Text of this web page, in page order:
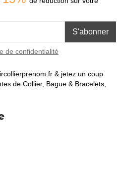
S'abonner
de confidentialité
& jetez un coup
de Collier, Bague & Bracelets,